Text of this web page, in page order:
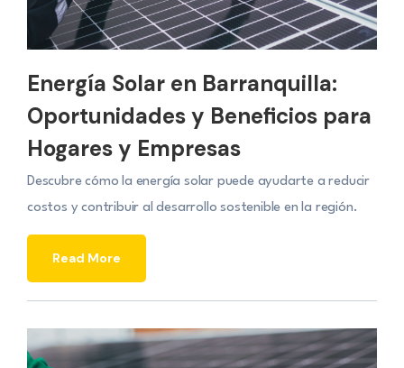
Energía Solar en Barranquilla:
Oportunidades y Beneficios para
Hogares y Empresas
Descubre cómo la energía solar puede ayudarte a reducir
costos y contribuir al desarrollo sostenible en la región.
Read More